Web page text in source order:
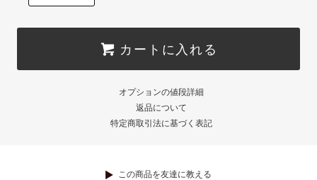
カートに入れる
オプションの値段詳細
返品について
特定商取引法に基づく表記
この商品を友達に教える